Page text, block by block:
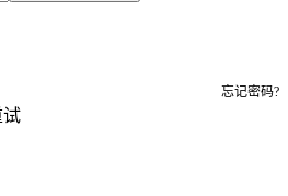
忘记密码?
试